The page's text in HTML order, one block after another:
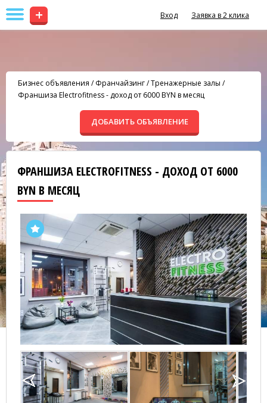
+ Вход Заявка в 2 клика
Бизнес объявления /Франчайзинг/Тренажерные залы /
Франшиза Electrofitness - доход от 6000 BYN в месяц
ДОБАВИТЬ ОБЪЯВЛЕНИЕ
ФРАНШИЗА ELECTROFITNESS - ДОХОД ОТ 6000
BYN В МЕСЯЦ